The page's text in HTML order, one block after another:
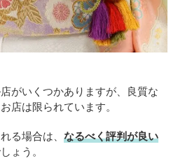
がいくつかありますが、良質な
店は限られています。
る場合は、 なるべく評判が良い
ょう。